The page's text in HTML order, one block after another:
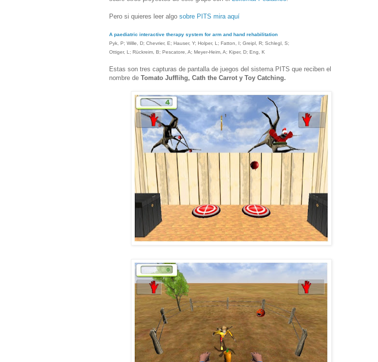
Pero si quieres leer algo sobre PITS mira aquí
A paediatric interactive therapy system for arm and hand rehabilitation
Pyk, P; Wille, D; Chevrier, E; Hauser, Y; Holper, L; Fatton, I; Greipl, R; Schlegl, S;
Ottiger, L; Rückreim, B; Pescatore, A; Meyer-Heim, A; Kiper, D; Eng, K
Estas son tres capturas de pantalla de juegos del sistema PITS que reciben el
nombre de Tomato Jufflihg, Cath the Carrot y Toy Catching.